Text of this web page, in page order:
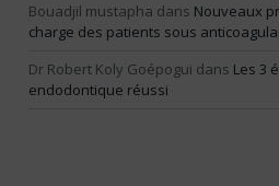
Bouadjil mustapha dans Nouveaux
charge des patients sous
Dr Robert Koly Goépogui dans Les 3
endodontique réussi